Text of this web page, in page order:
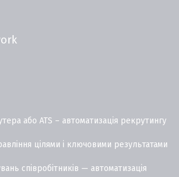
або ATS – автоматизація рекрутингу
цілями і ключовими результатами
співробітників — автоматизація